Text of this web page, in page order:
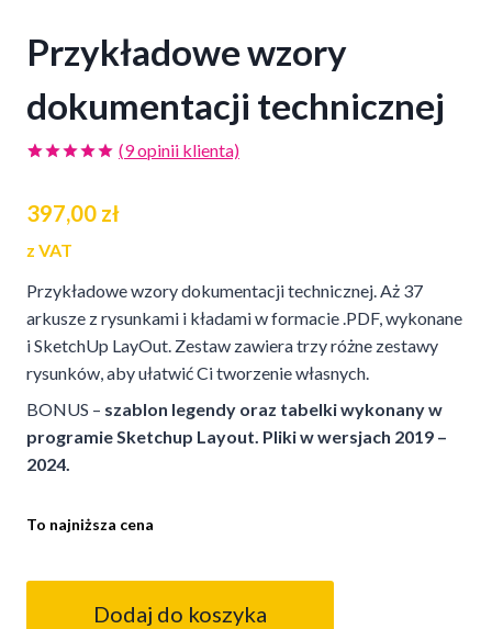
Przykładowe wzory
dokumentacji technicznej
na
podstawie
ocen
(9opinii klienta)
397,00 zł
z VAT
Przykładowe wzory dokumentacji technicznej. Aż 37
arkusze z rysunkami i kładami w formacie .PDF, wykonane
i SketchUp LayOut. Zestaw zawiera trzy różne zestawy
rysunków, aby ułatwić Ci tworzenie własnych.
BONUS – szablon legendy oraz tabelki wykonany w
programie Sketchup Layout. Pliki w wersjach 2019 –
2024.
To najniższa cena
Dodaj do koszyka